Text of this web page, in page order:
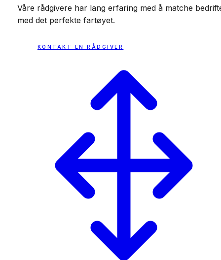
Våre rådgivere har lang erfaring med å matche
med det perfekte fartøyet.
KONTAKT EN RÅDGIVER